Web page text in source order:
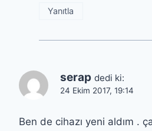
Yanıtla
serap dedi ki:
24 Ekim 2017, 19:14
Ben de cihazı yeni aldım .